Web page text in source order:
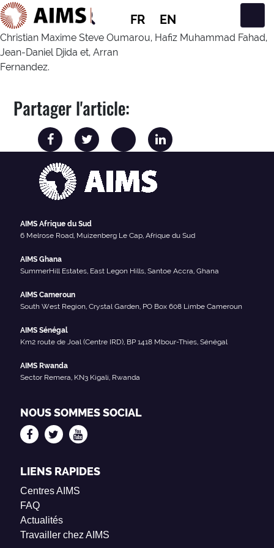
FR EN
Navigation principale
Christian Maxime Steve Oumarou, Hafiz Muhammad Fahad,
Jean-Daniel Djida et, Arran
Fernandez.
Partager l'article:
AIMS Afrique du Sud
6 Melrose Road, Muizenberg Le Cap, Afrique du Sud
AIMS Ghana
SummerHill Estates, East Legon Hills, Santoe Accra, Ghana
AIMS Cameroun
South West Region, Crystal Garden, PO Box 608 Limbe Cameroun
AIMS Sénégal
Km2 route de Joal (Centre IRD), BP 1418 Mbour-Thies, Sénégal
AIMS Rwanda
Sector Remera, KN3 Kigali, Rwanda
NOUS SOMMES SOCIAL
LIENS RAPIDES
Centres AIMS
FAQ
Actualités
Travailler chez AIMS